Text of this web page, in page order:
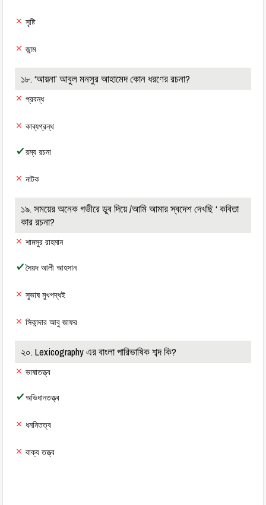
সৃষ্টি
জান্ম
১৮. ‘আয়না’ আবুল মনসুর আহামেদ কোন ধরণের রচনা?
প্রবন্ধ
কাব্যগ্রন্থ
রম্য রচনা
নাটক
১৯. সময়ের অনেক গভীরে ডুব দিয়ে /আমি আমার স্বদেশ দেখছি ‘ কবিতা
কার রচনা?
শামসুর রাহমান
সৈয়দ আলী আহসান
সুভাষ মুখপদ্ধই
সিকান্দার আবু জাফর
২০. Lexicography এর বাংলা পারিভাষিক শব্দ কি?
ভাষাতত্ত্ব
অভিধানতত্ত্ব
ধননিতত্ব
বাক্য তত্ত্ব